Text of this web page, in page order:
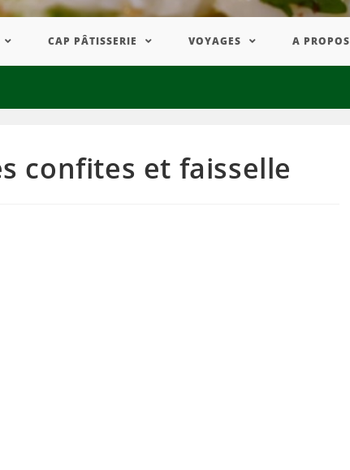
CAP PÂTISSERIE VOYAGES A PROPOS
confites et faisselle